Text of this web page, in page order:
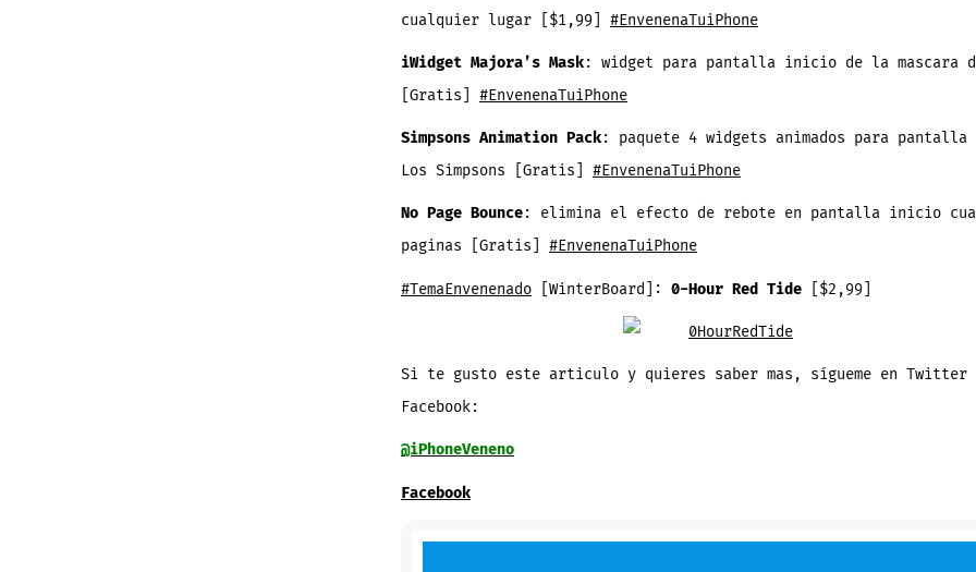
cualquier lugar [$1,99] #EnvenenaTuiPhone
iWidget Majora’s Mask: widget para pantalla inicio de la mascara
[Gratis] #EnvenenaTuiPhone
Simpsons Animation Pack: paquete 4 widgets animados para
Los Simpsons [Gratis] #EnvenenaTuiPhone
No Page Bounce: elimina el efecto de rebote en pantalla inicio
paginas [Gratis] #EnvenenaTuiPhone
#TemaEnvenenado [WinterBoard]: 0-Hour Red Tide [$2,99]
Si te gusto este articulo y quieres saber mas, sígueme en Twitter
Facebook:
@iPhoneVeneno
Facebook